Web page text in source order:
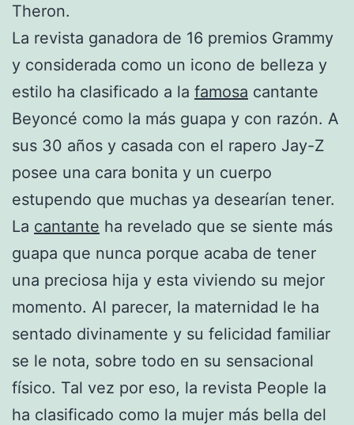
Theron.
La revista ganadora de 16 premios Grammy
y considerada como un icono de belleza y
estilo ha clasificado a la famosa cantante
Beyoncé como la más guapa y con razón. A
sus 30 años y casada con el rapero Jay-Z
posee una cara bonita y un cuerpo
estupendo que muchas ya desearían tener.
La cantante ha revelado que se siente más
guapa que nunca porque acaba de tener
una preciosa hija y esta viviendo su mejor
momento. Al parecer, la maternidad le ha
sentado divinamente y su felicidad familiar
se le nota, sobre todo en su sensacional
físico. Tal vez por eso, la revista People la
ha clasificado como la mujer más bella del